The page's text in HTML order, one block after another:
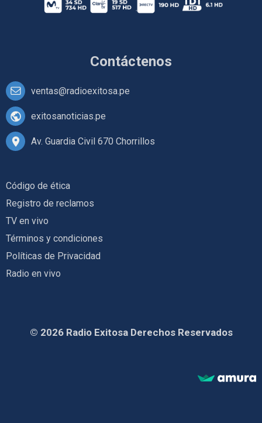
Contáctenos
ventas@radioexitosa.pe
exitosanoticias.pe
Av. Guardia Civil 670 Chorrillos
Código de ética
Registro de reclamos
TV en vivo
Términos y condiciones
Políticas de Privacidad
Radio en vivo
© 2026 Radio Exitosa Derechos Reservados